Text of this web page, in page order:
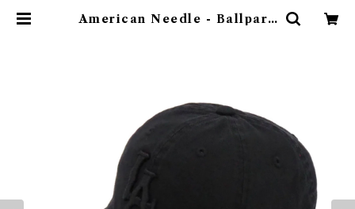
American Needle - Ballpark